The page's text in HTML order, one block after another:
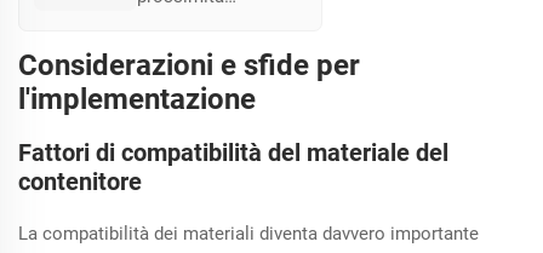
presenta un
involucro in plastica
che offre un
fino a 30 mm. Il suo
design lo rende
installare,
Considerazioni e sfide per
l'implementazione
Fattori di compatibilità del materiale del
contenitore
La compatibilità dei materiali diventa davvero importante